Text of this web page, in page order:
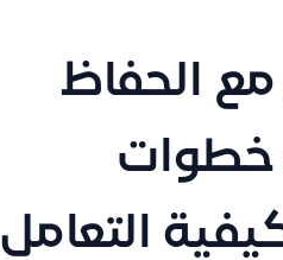
مع الحفاظ
خطوات
التعامل